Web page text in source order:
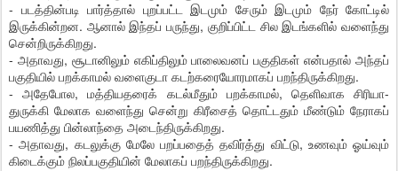
- படத்தின்படி பார்த்தால் புறப்பட்ட இடமும் சேரும் இடமும் நேர் கோட்டில்
இருக்கின்றன. ஆனால் இந்தப் பருந்து, குறிப்பிட்ட சில இடங்களில் வளைந்து
சென்றிருக்கிறது.
- அதாவது, சூடானிலும் எகிப்திலும் பாலைவனப் பகுதிகள் என்பதால் அந்தப்
பகுதியில் பறக்காமல் வளைகுடா கடற்கரையோரமாகப் பறந்திருக்கிறது.
- அதேபோல, மத்தியதரைக் கடல்மீதும் பறக்காமல், தெளிவாக சிரியா-
துருக்கி மேலாக வளைந்து சென்று கிரீசைத் தொட்டதும் மீண்டும் நேராகப்
பயணித்து பின்லாந்தை அடைந்திருக்கிறது.
- அதாவது, கடலுக்கு மேலே பறப்பதைத் தவிர்த்து விட்டு, உணவும் ஓய்வும்
கிடைக்கும் நிலப்பகுதியின் மேலாகப் பறந்திருக்கிறது.